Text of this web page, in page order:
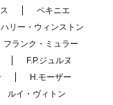
ペキニエ
ハリー・ウィンストン
フランク・ミュラー
F.P.ジュルヌ
H.モーザー
ルイ・ヴィトン